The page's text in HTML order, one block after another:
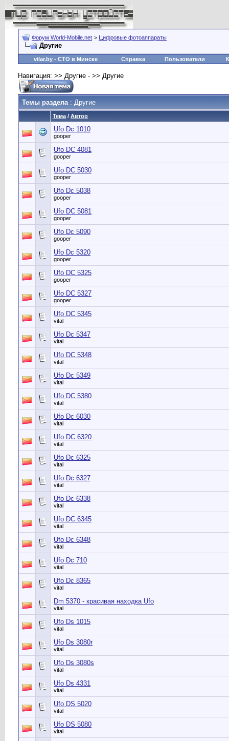
Форум World-Mobile.net > Цифровые фотоаппараты
Другие
vilar.by - СТО в Минске Справка Пользователи
Навигация: >> Другие - >> Другие
Темы раздела: Другие
Тема / Автор
Ufo Dc 1010
gooper
Ufo DC 4081
gooper
Ufo DC 5030
gooper
Ufo Dc 5038
gooper
Ufo DC 5081
gooper
Ufo Dc 5090
gooper
Ufo Dc 5320
gooper
Ufo DC 5325
gooper
Ufo DC 5327
gooper
Ufo DC 5345
vital
Ufo Dc 5347
vital
Ufo DC 5348
vital
Ufo Dc 5349
vital
Ufo DC 5380
vital
Ufo Dc 6030
vital
Ufo DC 6320
vital
Ufo Dc 6325
vital
Ufo Dc 6327
vital
Ufo Dc 6338
vital
Ufo DC 6345
vital
Ufo Dc 6348
vital
Ufo Dc 710
vital
Ufo Dc 8365
vital
Dm 5370 - красивая находка Ufo
vital
Ufo Ds 1015
vital
Ufo Ds 3080r
vital
Ufo Ds 3080s
vital
Ufo Ds 4331
vital
Ufo DS 5020
vital
Ufo DS 5080
vital